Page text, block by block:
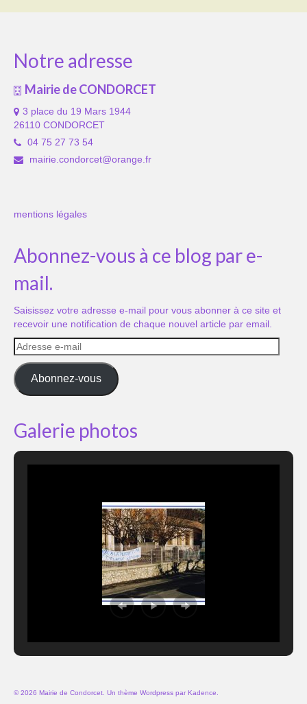
Notre adresse
Mairie de CONDORCET
3 place du 19 Mars 1944
26110 CONDORCET
04 75 27 73 54
mairie.condorcet@orange.fr
mentions légales
Abonnez-vous à ce blog par e-
mail.
Saisissez votre adresse e-mail pour vous abonner à ce site et
recevoir une notification de chaque nouvel article par email.
Adresse
e-
mail
Abonnez-vous
Galerie photos
© 2026 Mairie de Condorcet. Un thème Wordpress par Kadence.